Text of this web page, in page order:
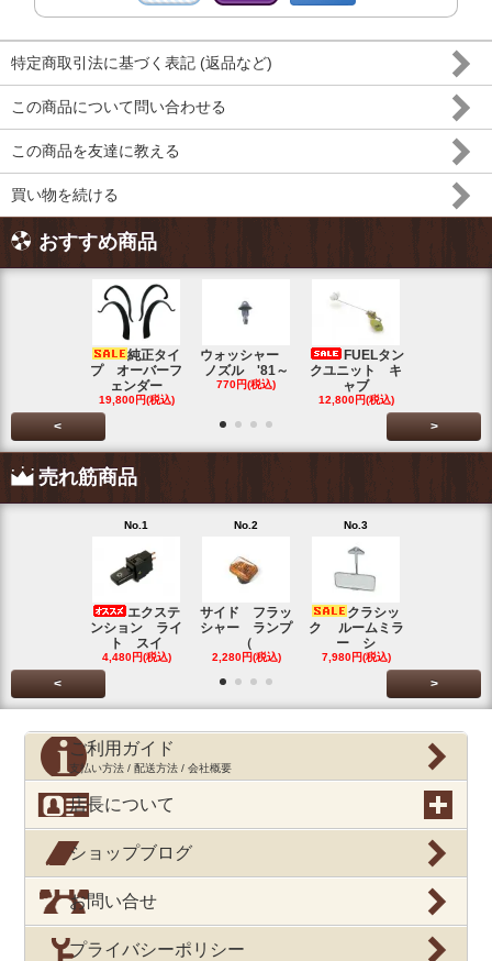
特定商取引法に基づく表記 (返品など)
この商品について問い合わせる
この商品を友達に教える
買い物を続ける
おすすめ商品
純正タイ
プ オーバーフ
ェンダー
19,800円(税込)
ウォッシャー
ノズル '81～
770円(税込)
FUELタン
クユニット キ
ャブ
12,800円(税込)
< >
売れ筋商品
No.1
エクステ
ンション ライ
ト スイ
4,480円(税込)
No.2
サイド フラッ
シャー ランプ
（
2,280円(税込)
No.3
クラシッ
ク ルームミラ
ー シ
7,980円(税込)
< >
ご利用ガイド
支払い方法 / 配送方法 / 会社概要
店長について
ショップブログ
お問い合せ
プライバシーポリシー